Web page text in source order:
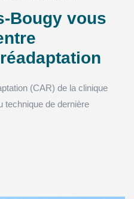
Bougy vous
(CAR) de la clinique
technique de dernière